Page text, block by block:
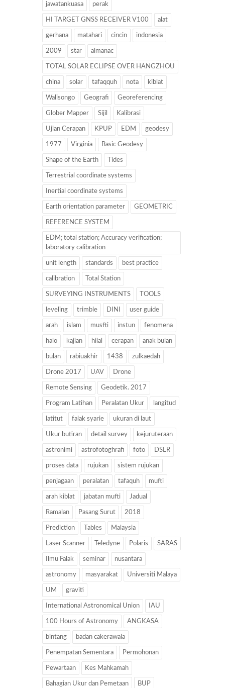
jawatankuasa perak
HI TARGET GNSS RECEIVER V100 alat
gerhana matahari cincin indonesia
2009 star almanac
TOTAL SOLAR ECLIPSE OVER HANGZHOU
china solar tafaqquh nota kiblat
Walisongo Geografi Georeferencing
Glober Mapper Sijil Kalibrasi
Ujian Cerapan KPUP EDM geodesy
1977 Virginia Basic Geodesy
Shape of the Earth Tides
Terrestrial coordinate systems
Inertial coordinate systems
Earth orientation parameter GEOMETRIC
REFERENCE SYSTEM
EDM; total station; Accuracy verification;
laboratory calibration
unit length standards best practice
calibration Total Station
SURVEYING INSTRUMENTS TOOLS
leveling trimble DINI user guide
arah islam musfti instun fenomena
halo kajian hilal cerapan anak bulan
bulan rabiuakhir 1438 zulkaedah
Drone 2017 UAV Drone
Remote Sensing Geodetik. 2017
Program Latihan Peralatan Ukur langitud
latitut falak syarie ukuran di laut
Ukur butiran detail survey kejuruteraan
astronimi astrofotoghrafi foto DSLR
proses data rujukan sistem rujukan
penjagaan peralatan tafaquh mufti
arah kiblat jabatan mufti Jadual
Ramalan Pasang Surut 2018
Prediction Tables Malaysia
Laser Scanner Teledyne Polaris SARAS
Ilmu Falak seminar nusantara
astronomy masyarakat Universiti Malaya
UM graviti
International Astronomical Union IAU
100 Hours of Astronomy ANGKASA
bintang badan cakerawala
Penempatan Sementara Permohonan
Pewartaan Kes Mahkamah
Bahagian Ukur dan Pemetaan BUP